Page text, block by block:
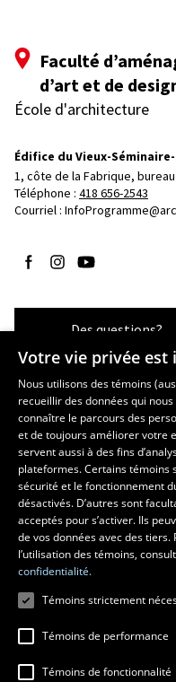
Faculté
d’art et de
École d'architecture
Édifice du Vieux-
1, côte de la Fabrique, bureau
Téléphone : 418 656-2543
Courriel :
Suivez-nous sur Facebook
Suivez-nous sur
Suivez-nous sur
Des questions?
Les écoles et la recherche
École d’art
École supérieure
régional
École de design
Centre de recherche en
Votre vie privée
Nous utilisons des témoins
recueillir des données qui
connaître le parcours des
et de toujours améliorer votre
servent aussi à des fins
plateformes. Certains témoins
sécurité et le fonctionnement
désactivés. D’autres sont
acceptés pour s’activer. Ils
de vos données avec des tiers.
l’utilisation des témoins,
confidentialité.
Témoins strictement
Témoins de performance
Témoins de fonctionnalité